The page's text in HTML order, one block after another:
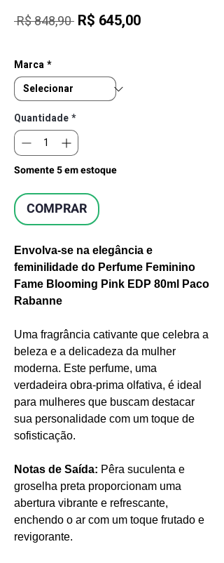
R$ 848,90 Preço
R$ 645,00Preço
Marca*
Quantidade*
Somente 5 em estoque
COMPRAR
Envolva-se na elegância e
feminilidade do Perfume Feminino
Fame Blooming Pink EDP 80ml Paco
Rabanne
Uma fragrância cativante que celebra a
beleza e a delicadeza da mulher
moderna. Este perfume, uma
verdadeira obra-prima olfativa, é ideal
para mulheres que buscam destacar
sua personalidade com um toque de
sofisticação.
Notas de Saída: Pêra suculenta e
groselha preta proporcionam uma
abertura vibrante e refrescante,
enchendo o ar com um toque frutado e
revigorante.